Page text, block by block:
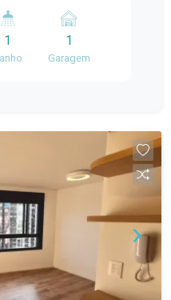
é perfeito para
em momentos de
para preparar
poliesportiva para os
playground seguro e
conforto, praticidade e
conhecer esse
1 1
Garagem